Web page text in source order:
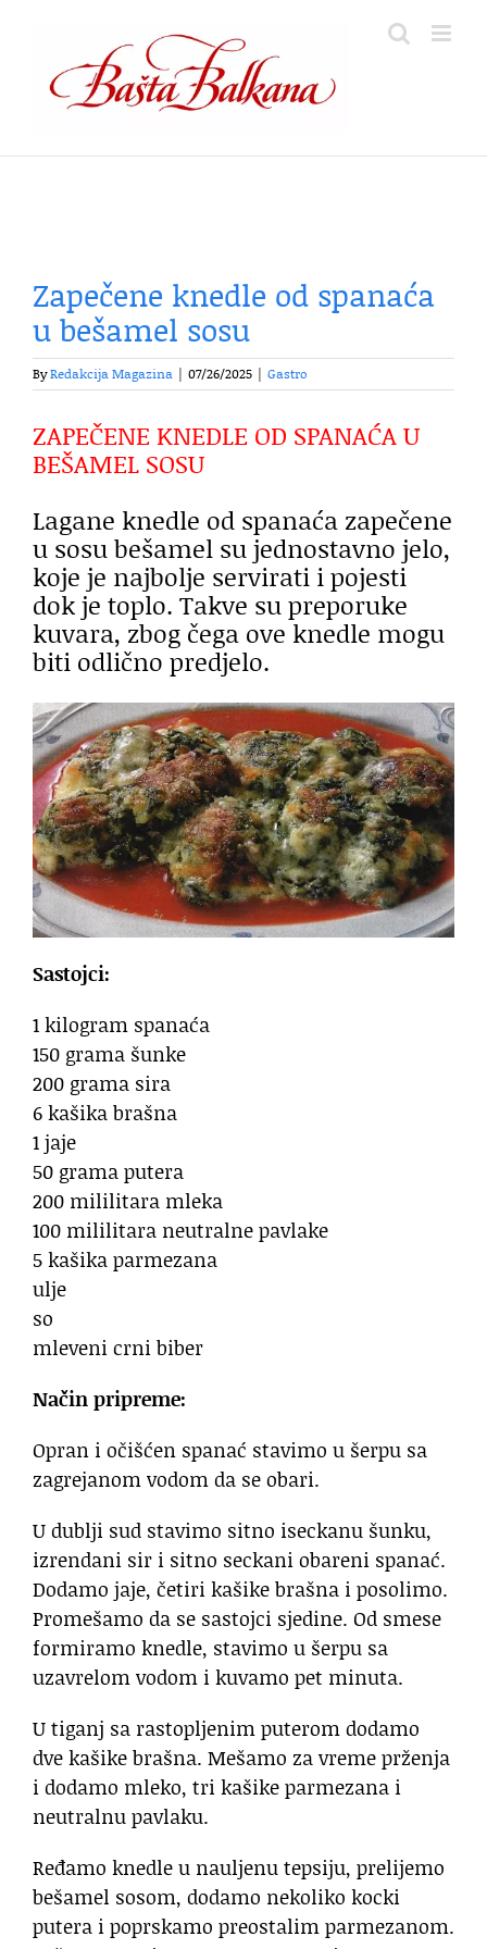
content
Zapečene knedle od spanaća
u bešamel sosu
ByRedakcija Magazina 07/26/2025 Gastro
ZAPEČENE KNEDLE OD SPANAĆA U
BEŠAMEL SOSU
Lagane knedle od spanaća zapečene
u sosu bešamel su jednostavno jelo,
koje je najbolje servirati i pojesti
dok je toplo. Takve su preporuke
kuvara, zbog čega ove knedle mogu
biti odlično predjelo.
Sastojci:
1 kilogram spanaća
150 grama šunke
200 grama sira
6 kašika brašna
1 jaje
50 grama putera
200 mililitara mleka
100 mililitara neutralne pavlake
5 kašika parmezana
ulje
so
mleveni crni biber
Način pripreme:
Opran i očišćen spanać stavimo u šerpu sa
zagrejanom vodom da se obari.
U dublji sud stavimo sitno iseckanu šunku,
izrendani sir i sitno seckani obareni spanać.
Dodamo jaje, četiri kašike brašna i posolimo.
Promešamo da se sastojci sjedine. Od smese
formiramo knedle, stavimo u šerpu sa
uzavrelom vodom i kuvamo pet minuta.
U tiganj sa rastopljenim puterom dodamo
dve kašike brašna. Mešamo za vreme prženja
i dodamo mleko, tri kašike parmezana i
neutralnu pavlaku.
Ređamo knedle u nauljenu tepsiju, prelijemo
bešamel sosom, dodamo nekoliko kocki
putera i poprskamo preostalim parmezanom.